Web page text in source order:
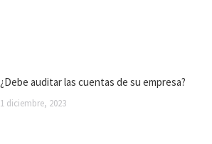
¿Debe auditar las cuentas de su empresa?
1 diciembre, 2023